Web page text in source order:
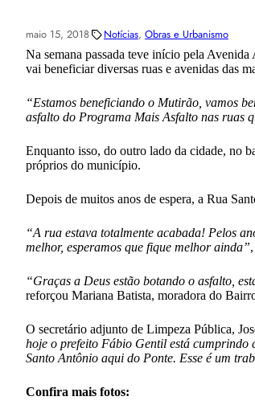
maio 15, 2018 Notícias, Obras e Urbanismo
Na semana passada teve início pela
vai beneficiar diversas ruas e avenidas das
“Estamos beneficiando o Mutirão, vamos
asfalto do Programa Mais Asfalto nas ruas
Enquanto isso, do outro lado da cidade, no
próprios do município.
Depois de muitos anos de espera, a Rua
“A rua estava totalmente acabada! Pelos
melhor, esperamos que fique melhor ainda”
“Graças a Deus estão botando o asfalto,
reforçou Mariana Batista, moradora do
O secretário adjunto de Limpeza Pública,
hoje o prefeito Fábio Gentil está cumprindo
Santo Antônio aqui do Ponte. Esse é um
Confira mais fotos: